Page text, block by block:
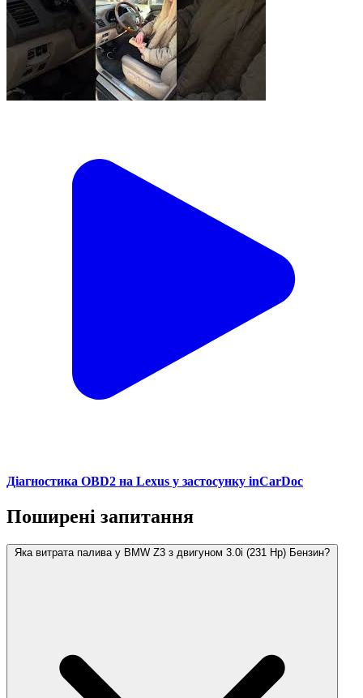
Діагностика OBD2 на Lexus у застосунку inCarDoc
Поширені запитання
Яка витрата палива у BMW Z3 з двигуном 3.0i (231 Hp) Бензин?